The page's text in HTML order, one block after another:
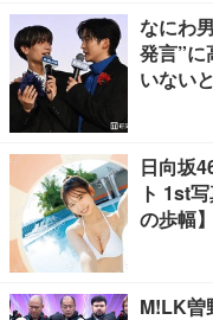
なにわ
発言”に
いない
日向坂
ト 1st
の歩幅】
M!LK曽